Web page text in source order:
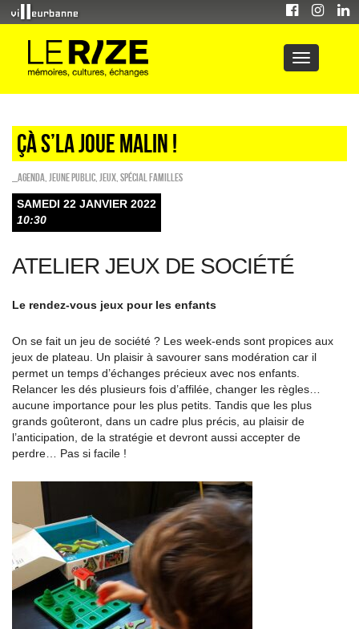
ÇÀ S’LA JOUE MALIN !
_Agenda Jeune public Jeux Spécial familles
SAMEDI 22 JANVIER 2022
10:30
ATELIER JEUX DE SOCIÉTÉ
Le rendez-vous jeux pour les enfants
On se fait un jeu de société ? Les week-ends sont propices aux
jeux de plateau. Un plaisir à savourer sans modération car il
permet un temps d’échanges précieux avec nos enfants.
Relancer les dés plusieurs fois d’affilée, changer les règles…
aucune importance pour les plus petits. Tandis que les plus
grands goûteront, dans un cadre plus précis, au plaisir de
l’anticipation, de la stratégie et devront aussi accepter de
perdre… Pas si facile !